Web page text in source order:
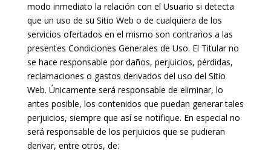
modo inmediato la relación con el Usuario si detecta
que un uso de su Sitio Web o de cualquiera de los
servicios ofertados en el mismo son contrarios a las
presentes Condiciones Generales de Uso. El Titular no
se hace responsable por daños, perjuicios, pérdidas,
reclamaciones o gastos derivados del uso del Sitio
Web. Únicamente será responsable de eliminar, lo
antes posible, los contenidos que puedan generar tales
perjuicios, siempre que así se notifique. En especial no
será responsable de los perjuicios que se pudieran
derivar, entre otros, de: